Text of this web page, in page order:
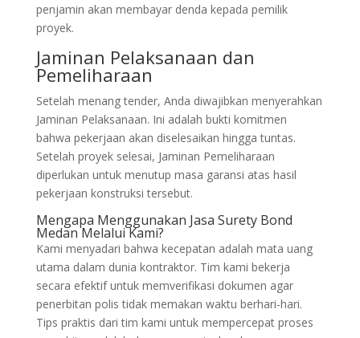
penjamin akan membayar denda kepada pemilik
proyek.
Jaminan Pelaksanaan dan
Pemeliharaan
Setelah menang tender, Anda diwajibkan menyerahkan
Jaminan Pelaksanaan. Ini adalah bukti komitmen
bahwa pekerjaan akan diselesaikan hingga tuntas.
Setelah proyek selesai, Jaminan Pemeliharaan
diperlukan untuk menutup masa garansi atas hasil
pekerjaan konstruksi tersebut.
Mengapa Menggunakan Jasa Surety Bond
Medan Melalui Kami?
Kami menyadari bahwa kecepatan adalah mata uang
utama dalam dunia kontraktor. Tim kami bekerja
secara efektif untuk memverifikasi dokumen agar
penerbitan polis tidak memakan waktu berhari-hari.
Tips praktis dari tim kami untuk mempercepat proses